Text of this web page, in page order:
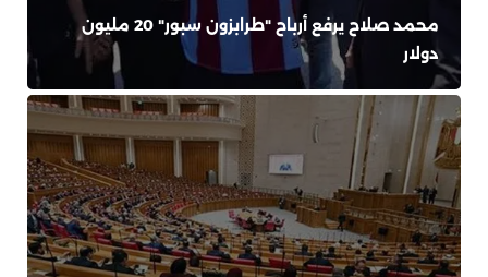
محمد صلاح يرفع أرباح "طرابزون سبور" 20 مليون
دولار